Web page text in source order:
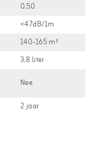
0.50
<47dB/1m
140-165 m³
3.8 liter
Nee
2 jaar